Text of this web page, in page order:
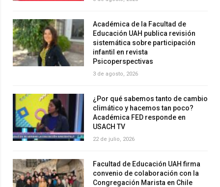
Académica de la Facultad de
Educación UAH publica revisión
sistemática sobre participación
infantil en revista
Psicoperspectivas
3 de agosto, 2026
¿Por qué sabemos tanto de cambio
climático y hacemos tan poco?
Académica FED responde en
USACH TV
22 de julio, 2026
Facultad de Educación UAH firma
convenio de colaboración con la
Congregación Marista en Chile